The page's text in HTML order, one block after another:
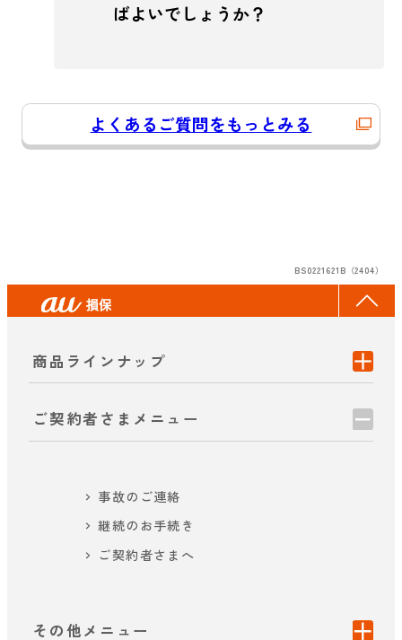
ばよいでしょうか？
よくあるご質問をもっとみる
BS0221621B（2404）
商品ラインナップ
ご契約者さまメニュー
事故のご連絡
継続のお手続き
ご契約者さまへ
その他メニュー